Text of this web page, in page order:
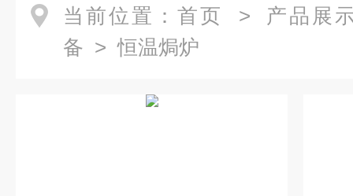
当前位置： 首页 > 产品展
备 >恒温焗炉